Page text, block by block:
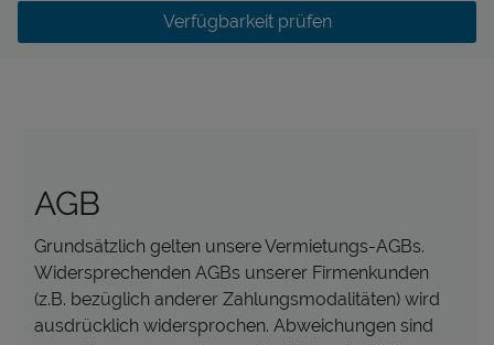
Verfügbarkeit prüfen
AGB
Grundsätzlich gelten unsere Vermietungs-AGBs.
Widersprechenden AGBs unserer Firmenkunden
(z.B. bezüglich anderer Zahlungsmodalitäten) wird
ausdrücklich widersprochen. Abweichungen sind